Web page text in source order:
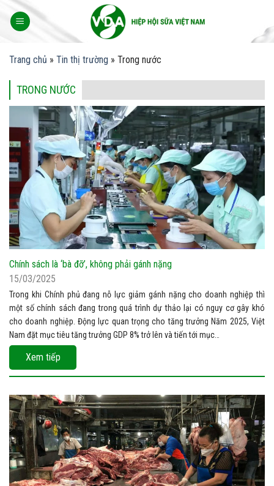
Trang chủ » Tin thị trường » Trong nước
TRONG NƯỚC
Chính sách là ‘bà đỡ’, không phải gánh nặng
15/03/2025
Trong khi Chính phủ đang nỗ lực giảm gánh nặng cho doanh nghiệp thì
một số chính sách đang trong quá trình dự thảo lại có nguy cơ gây khó
cho doanh nghiệp. Động lực quan trọng cho tăng trưởng Năm 2025, Việt
Nam đặt mục tiêu tăng trưởng GDP 8% trở lên và tiến tới mục…
Xem tiếp